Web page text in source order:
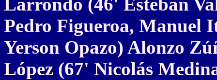
Pedro Figueroa, Manuel
Yerson Opazo) Alonzo
López (67' Nicolás